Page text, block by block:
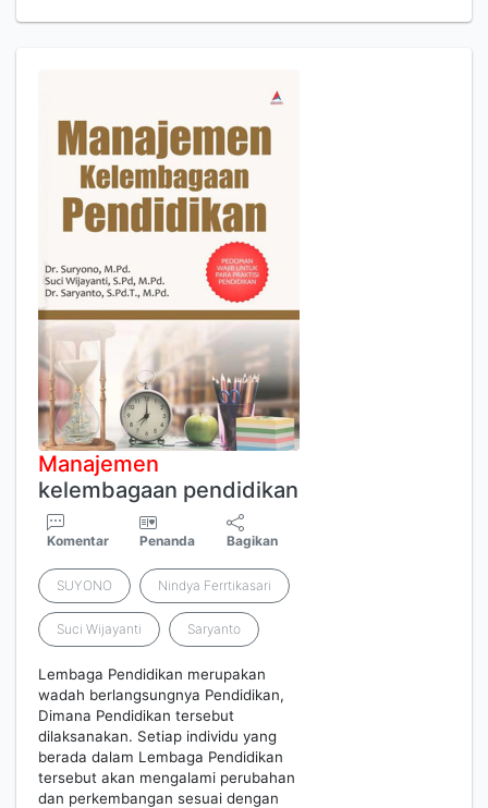
Manajemen
kelembagaan pendidikan
Komentar Penanda Bagikan
SUYONO Nindya Ferrtikasari
Suci Wijayanti Saryanto
Lembaga Pendidikan merupakan
wadah berlangsungnya Pendidikan,
Dimana Pendidikan tersebut
dilaksanakan. Setiap individu yang
berada dalam Lembaga Pendidikan
tersebut akan mengalami perubahan
dan perkembangan sesuai dengan